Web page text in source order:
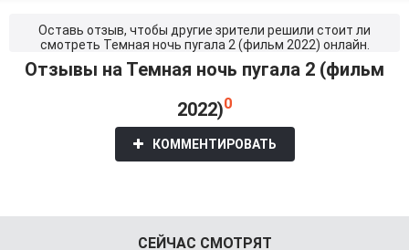
Оставь отзыв, чтобы другие зрители решили стоит ли
смотреть Темная ночь пугала 2 (фильм 2022) онлайн.
Отзывы на Темная ночь пугала 2 (фильм
2022)0
КОММЕНТИРОВАТЬ
СЕЙЧАС СМОТРЯТ